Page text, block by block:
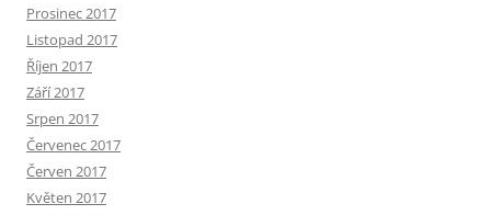
Prosinec 2017
Listopad 2017
Říjen 2017
Září 2017
Srpen 2017
Červenec 2017
Červen 2017
Květen 2017